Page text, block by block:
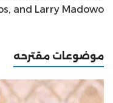
and Larry Madowo.
موضوعات مقترحه